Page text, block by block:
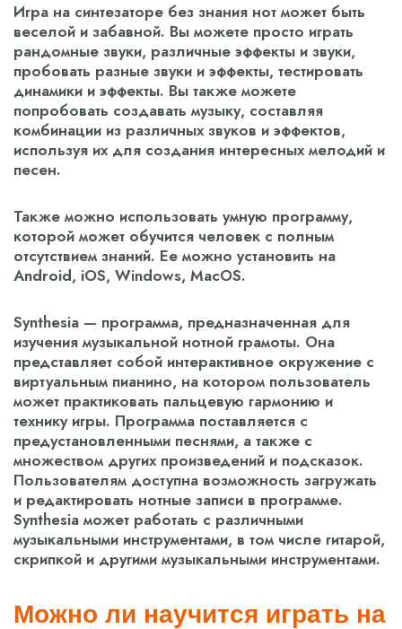
Игра на синтезаторе без знания нот может быть
веселой и забавной. Вы можете просто играть
рандомные звуки, различные эффекты и звуки,
пробовать разные звуки и эффекты, тестировать
динамики и эффекты. Вы также можете
попробовать создавать музыку, составляя
комбинации из различных звуков и эффектов,
используя их для создания интересных мелодий и
песен.
Также можно использовать умную программу,
которой может обучится человек с полным
отсутствием знаний. Ее можно установить на
Android, iOS, Windows, MacOS.
Synthesia — программа, предназначенная для
изучения музыкальной нотной грамоты. Она
представляет собой интерактивное окружение с
виртуальным пианино, на котором пользователь
может практиковать пальцевую гармонию и
технику игры. Программа поставляется с
предустановленными песнями, а также с
множеством других произведений и подсказок.
Пользователям доступна возможность загружать
и редактировать нотные записи в программе.
Synthesia может работать с различными
музыкальными инструментами, в том числе гитарой,
скрипкой и другими музыкальными инструментами.
Можно ли научится играть на